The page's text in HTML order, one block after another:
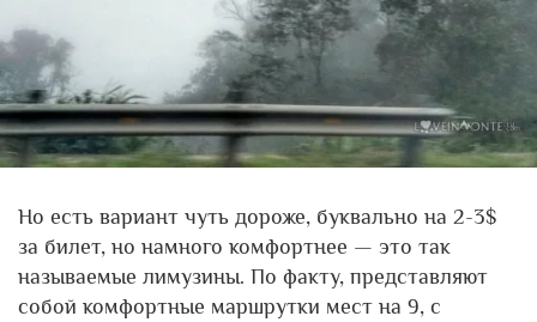
Но есть вариант чуть дороже, буквально на 2-3$
за билет, но намного комфортнее — это так
называемые лимузины. По факту, представляют
собой комфортные маршрутки мест на 9, с